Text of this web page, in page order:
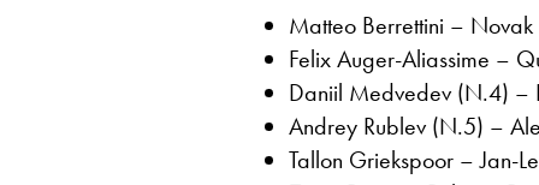
Matteo Berrettini –
Felix Auger-Aliassime –
Daniil Medvedev (N.4) –
Andrey Rublev (N.5) –
Tallon Griekspoor – Jan-